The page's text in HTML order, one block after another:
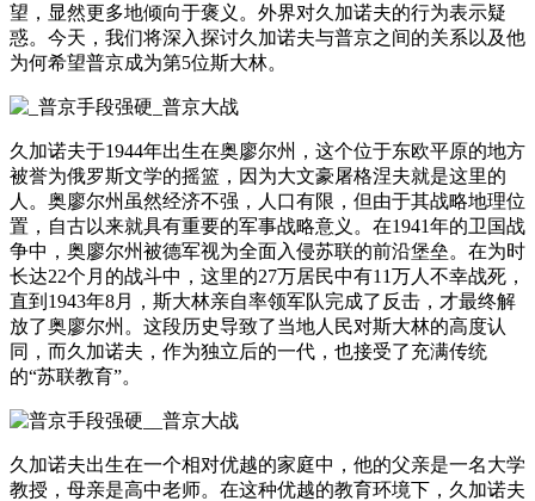
望，显然更多地倾向于褒义。外界对久加诺夫的行为表示疑
惑。今天，我们将深入探讨久加诺夫与普京之间的关系以及他
为何希望普京成为第5位斯大林。
久加诺夫于1944年出生在奥廖尔州，这个位于东欧平原的地方
被誉为俄罗斯文学的摇篮，因为大文豪屠格涅夫就是这里的
人。奥廖尔州虽然经济不强，人口有限，但由于其战略地理位
置，自古以来就具有重要的军事战略意义。在1941年的卫国战
争中，奥廖尔州被德军视为全面入侵苏联的前沿堡垒。在为时
长达22个月的战斗中，这里的27万居民中有11万人不幸战死，
直到1943年8月，斯大林亲自率领军队完成了反击，才最终解
放了奥廖尔州。这段历史导致了当地人民对斯大林的高度认
同，而久加诺夫，作为独立后的一代，也接受了充满传统
的“苏联教育”。
久加诺夫出生在一个相对优越的家庭中，他的父亲是一名大学
教授，母亲是高中老师。在这种优越的教育环境下，久加诺夫